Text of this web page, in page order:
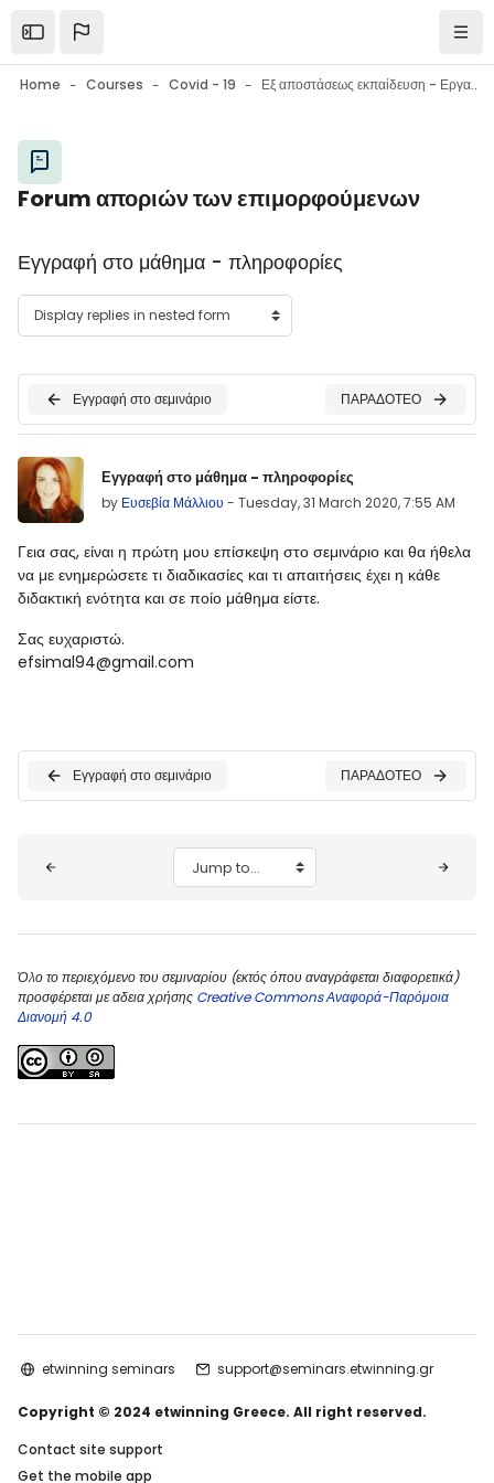
Open the sidebar
Home Courses Covid - 19 Εξ αποστάσεως εκπαίδευση - Εργαλεία επικοινωνίας - Εργαλεία συνεργασίας - Συμβουλές
Blocks
Forum αποριών των επιμορφούμενων
Blocks
Εγγραφή στο μάθημα - πληροφορίες
Εγγραφή στο σεμινάριο ΠΑΡΑΔΟΤΕΟ
Εγγραφή στο μάθημα - πληροφορίες
by Ευσεβία Μάλλιου - Tuesday, 31 March 2020, 7:55 AM
Number of replies: 0
Γεια σας, είναι η πρώτη μου επίσκεψη στο σεμινάριο και θα ήθελα
να με ενημερώσετε τι διαδικασίες και τι απαιτήσεις έχει η κάθε
διδακτική ενότητα και σε ποίο μάθημα είστε.
Σας ευχαριστώ.
efsimal94@gmail.com
Εγγραφή στο σεμινάριο ΠΑΡΑΔΟΤΕΟ
Jump to...
Όλο το περιεχόμενο του σεμιναρίου (εκτός όπου αναγράφεται διαφορετικά)
προσφέρεται με αδεια χρήσης Creative Commons Αναφορά-Παρόμοια
Διανομή 4.0
etwinning seminars support@seminars.etwinning.gr
Copyright © 2024 etwinning Greece. All right reserved.
Contact site support
Get the mobile app